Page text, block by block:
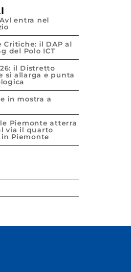
entra nel
Critiche: il DAP al
del Polo ICT
il Distretto
si allarga e punta
in mostra a
Piemonte atterra
via il quarto
Piemonte